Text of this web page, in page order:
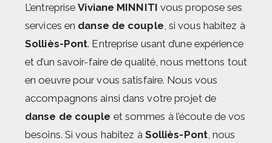
L’entrepriseViviane MINNITI vous propose ses
services en danse de couple , si vous habitez à
Solliès-Pont. Entreprise usant d’une expérience
et d’un savoir-faire de qualité, nous mettons tout
en oeuvre pour vous satisfaire. Nous vous
accompagnons ainsi dans votre projet de
danse de couple et sommes à l’écoute de vos
besoins. Si vous habitez à Solliès-Pont, nous